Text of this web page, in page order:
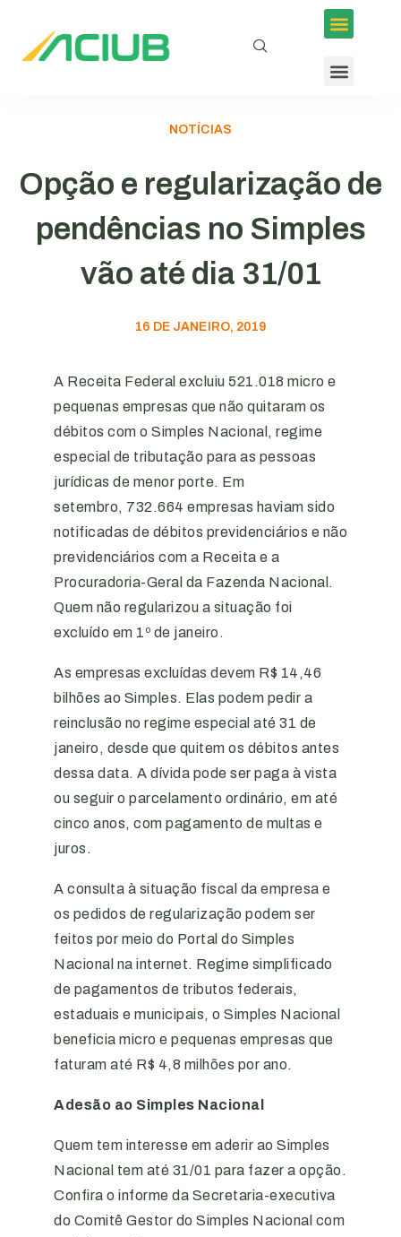
NOTÍCIAS
Opção e regularização de
pendências no Simples
vão até dia 31/01
16 DE JANEIRO, 2019
A Receita Federal excluiu 521.018 micro e
pequenas empresas que não quitaram os
débitos com o Simples Nacional, regime
especial de tributação para as pessoas
jurídicas de menor porte. Em
setembro, 732.664 empresas haviam sido
notificadas de débitos previdenciários e não
previdenciários com a Receita e a
Procuradoria-Geral da Fazenda Nacional.
Quem não regularizou a situação foi
excluído em 1º de janeiro.
As empresas excluídas devem R$ 14,46
bilhões ao Simples. Elas podem pedir a
reinclusão no regime especial até 31 de
janeiro, desde que quitem os débitos antes
dessa data. A dívida pode ser paga à vista
ou seguir o parcelamento ordinário, em até
cinco anos, com pagamento de multas e
juros.
A consulta à situação fiscal da empresa e
os pedidos de regularização podem ser
feitos por meio do Portal do Simples
Nacional na internet. Regime simplificado
de pagamentos de tributos federais,
estaduais e municipais, o Simples Nacional
beneficia micro e pequenas empresas que
faturam até R$ 4,8 milhões por ano.
Adesão ao Simples Nacional
Quem tem interesse em aderir ao Simples
Nacional tem até 31/01 para fazer a opção.
Confira o informe da Secretaria-executiva
do Comitê Gestor do Simples Nacional com